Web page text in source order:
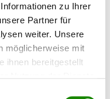
zu Ihrer
Partner für
weiter. Unsere
möglicherweise mit
ihnen bereitgestellt